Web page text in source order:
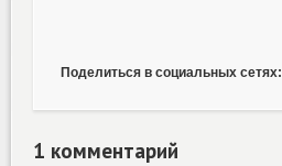
Поделиться в социальных сетях:
1 комментарий